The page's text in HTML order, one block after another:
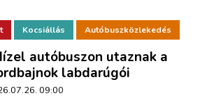
Kocsiállás Autóbuszközlekedés
autóbuszon utaznak a
labdarúgói
09:00